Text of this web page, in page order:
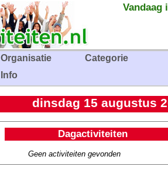
Vandaag
Organisatie
Categorie
Info
dinsdag 15 augustus
Dagactiviteiten
Geen activiteiten gevonden